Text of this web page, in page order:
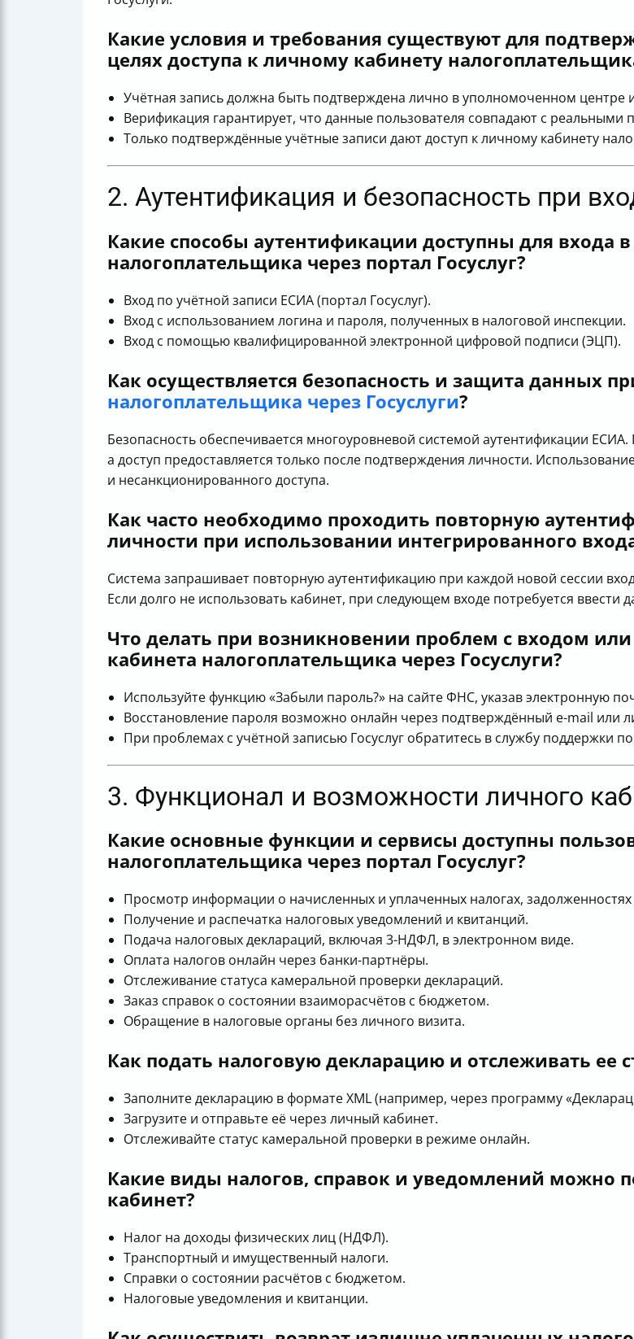
Какие условия и требования существуют для
целях доступа к личному кабинету
Учётная запись должна быть подтверждена лично в уполномоченном центре
Верификация гарантирует, что данные пользователя совпадают с
Только подтверждённые учётные записи дают доступ к личному кабинету
2. Аутентификация и безопасность при
Какие способы аутентификации доступны для входа
налогоплательщика через портал Госуслуг?
Вход по учётной записи ЕСИА (портал Госуслуг).
Вход с использованием логина и пароля, полученных в налоговой инспекции.
Вход с помощью квалифицированной электронной цифровой подписи (ЭЦП).
Как осуществляется безопасность и защита данных
налогоплательщика через Госуслуги?
Безопасность обеспечивается многоуровневой системой аутентификации
а доступ предоставляется только после подтверждения личности.
и несанкционированного доступа.
Как часто необходимо проходить повторную
личности при использовании интегрированного
Система запрашивает повторную аутентификацию при каждой новой сессии
Если долго не использовать кабинет, при следующем входе потребуется ввести
Что делать при возникновении проблем с входом
кабинета налогоплательщика через Госуслуги?
Используйте функцию «Забыли пароль?» на сайте ФНС, указав электронную
Восстановление пароля возможно онлайн через подтверждённый e-mail или
При проблемах с учётной записью Госуслуг обратитесь в службу поддержки
3. Функционал и возможности личного
Какие основные функции и сервисы доступны
налогоплательщика через портал Госуслуг?
Просмотр информации о начисленных и уплаченных налогах, задолженностях
Получение и распечатка налоговых уведомлений и квитанций.
Подача налоговых деклараций, включая 3-НДФЛ, в электронном виде.
Оплата налогов онлайн через банки-партнёры.
Отслеживание статуса камеральной проверки деклараций.
Заказ справок о состоянии взаиморасчётов с бюджетом.
Обращение в налоговые органы без личного визита.
Как подать налоговую декларацию и отслеживать ее
Заполните декларацию в формате XML (например, через программу
Загрузите и отправьте её через личный кабинет.
Отслеживайте статус камеральной проверки в режиме онлайн.
Какие виды налогов, справок и уведомлений можно
кабинет?
Налог на доходы физических лиц (НДФЛ).
Транспортный и имущественный налоги.
Справки о состоянии расчётов с бюджетом.
Налоговые уведомления и квитанции.